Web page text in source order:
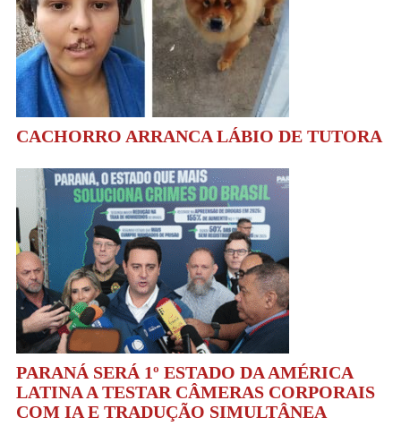
CACHORRO ARRANCA LÁBIO DE TUTORA
PARANÁ SERÁ 1º ESTADO DA AMÉRICA
LATINA A TESTAR CÂMERAS CORPORAIS
COM IA E TRADUÇÃO SIMULTÂNEA